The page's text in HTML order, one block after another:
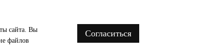
сайта. Вы
файлов
Согласиться